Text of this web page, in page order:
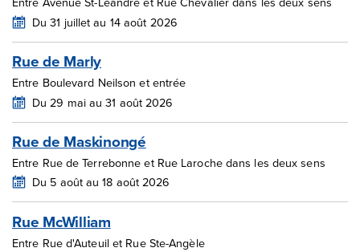
Du 31 juillet au 14 août 2026
Rue de Marly
Entre Boulevard Neilson et entrée
Du 29 mai au 31 août 2026
Rue de Maskinongé
Entre Rue de Terrebonne et Rue Laroche dans les deux sens
Du 5 août au 18 août 2026
Rue McWilliam
Entre Rue d'Auteuil et Rue Ste-Angèle